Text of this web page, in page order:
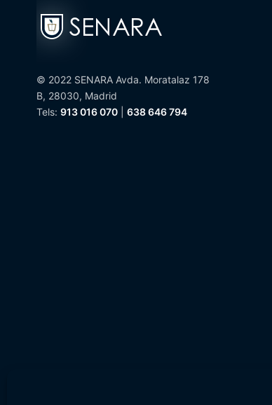
© 2022 SENARA Avda. Moratalaz 178
B, 28030, Madrid
Tels: 913 016 070 638 646 794